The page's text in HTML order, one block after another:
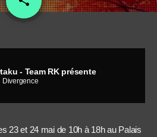
- Team RK présente
Divergence
23 et 24 mai de 10h à 18h au Palais